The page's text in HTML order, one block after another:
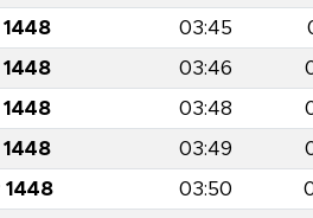
03:45
03:46
03:48
03:49
03:50